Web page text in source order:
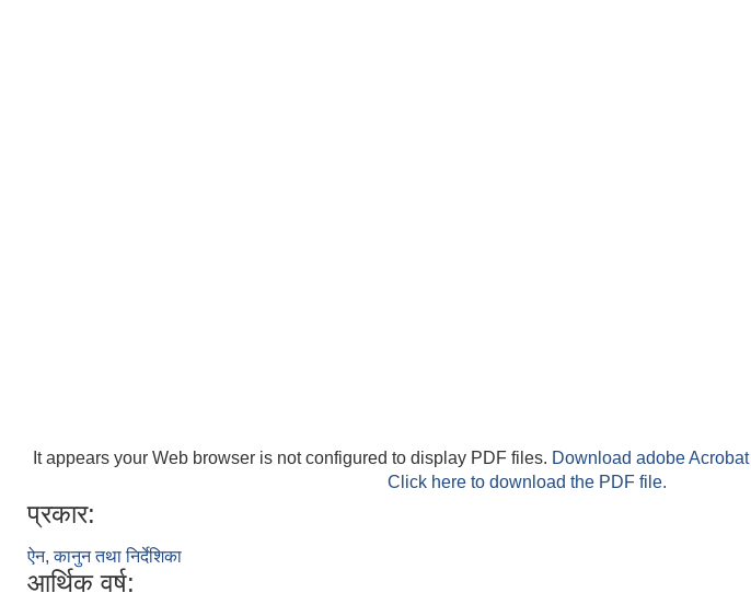
It appears your Web browser is not configured to display PDF files. Download adobe Acrobat
Click here to download the PDF file.
प्रकार:
ऐन, कानुन तथा निर्देशिका
आर्थिक वर्ष: